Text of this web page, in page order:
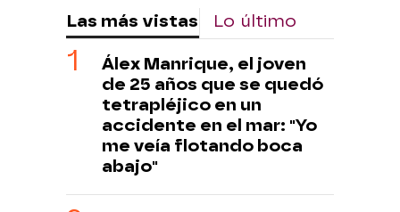
Las más vistas Lo último
Álex Manrique, el joven
de 25 años que se quedó
tetrapléjico en un
accidente en el mar: "Yo
me veía flotando boca
abajo"